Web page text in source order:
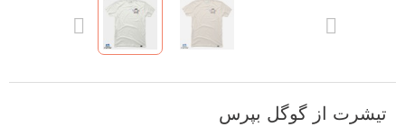
تیشرت از گوگل بپرس